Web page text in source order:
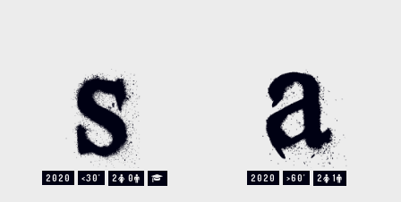
2020 <30' 2 0 2020 >60' 2 1